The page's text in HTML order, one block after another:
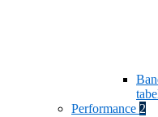
Performance 2